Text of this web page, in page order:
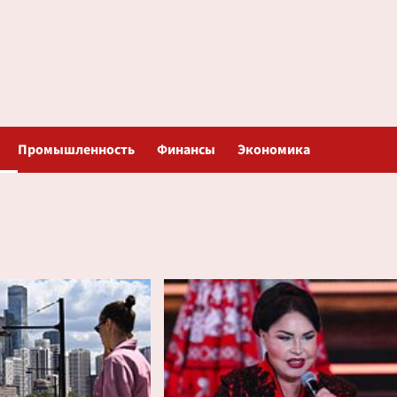
Промышленность Финансы Экономика